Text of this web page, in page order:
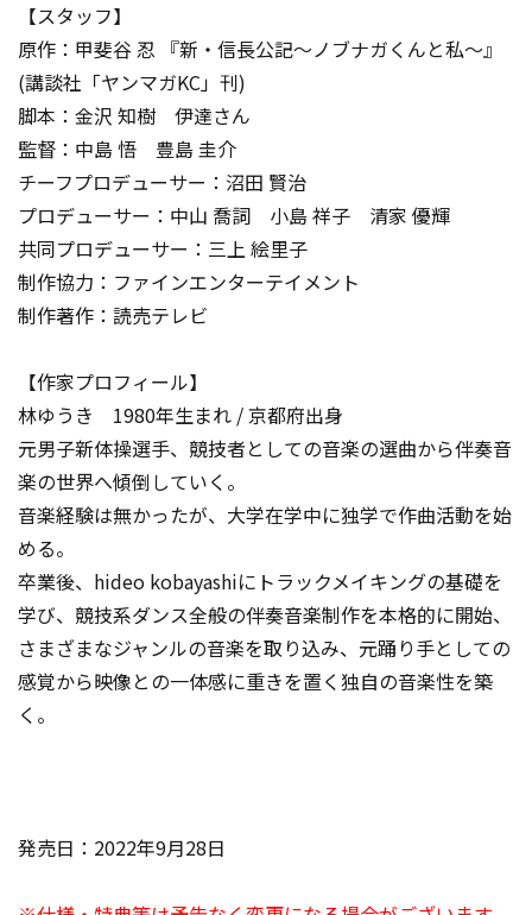
【スタッフ】
原作：甲斐谷 忍 『新・信長公記～ノブナガくんと私～』
(講談社「ヤンマガKC」刊)
脚本：金沢 知樹 伊達さん
監督：中島 悟 豊島 圭介
チーフプロデューサー：沼田 賢治
プロデューサー：中山 喬詞 小島 祥子 清家 優輝
共同プロデューサー：三上 絵里子
制作協力：ファインエンターテイメント
制作著作：読売テレビ
【作家プロフィール】
林ゆうき 1980年生まれ / 京都府出身
元男子新体操選手、競技者としての音楽の選曲から伴奏音
楽の世界へ傾倒していく。
音楽経験は無かったが、大学在学中に独学で作曲活動を始
める。
卒業後、hideo kobayashiにトラックメイキングの基礎を
学び、競技系ダンス全般の伴奏音楽制作を本格的に開始、
さまざまなジャンルの音楽を取り込み、元踊り手としての
感覚から映像との一体感に重きを置く独自の音楽性を築
く。
発売日：2022年9月28日